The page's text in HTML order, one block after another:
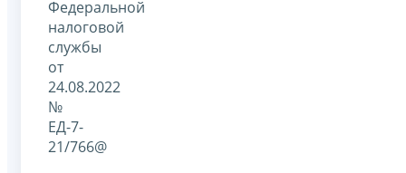
Федеральной
налоговой
службы
от
24.08.2022
№
ЕД-7-
21/766@